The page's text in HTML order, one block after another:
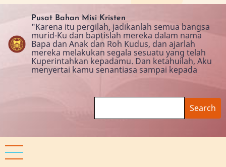
Skip
content
Pusat Bahan Misi Kristen
"Karena itu pergilah, jadikanlah semua bangsa
murid-Ku dan baptislah mereka dalam nama
Bapa dan Anak dan Roh Kudus, dan ajarlah
mereka melakukan segala sesuatu yang telah
Kuperintahkan kepadamu. Dan ketahuilah, Aku
menyertai kamu senantiasa sampai kepada